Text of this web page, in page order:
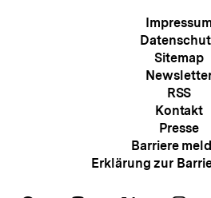
Meta-
Impressum
Sitemap
RSS
Kontakt
Presse
Barriere
Erklärung zur